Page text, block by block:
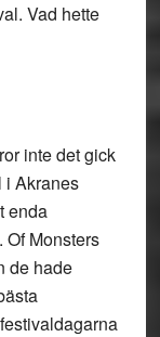
Vad hette
inte det gick
i Akranes
enda
Of Monsters
de hade